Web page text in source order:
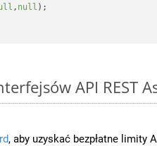
, null );
API REST
, aby uzyskać bezpłatne limity